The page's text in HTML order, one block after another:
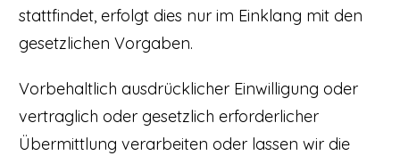
stattfindet, erfolgt dies nur im Einklang mit den
gesetzlichen Vorgaben.
Vorbehaltlich ausdrücklicher Einwilligung oder
vertraglich oder gesetzlich erforderlicher
Übermittlung verarbeiten oder lassen wir die